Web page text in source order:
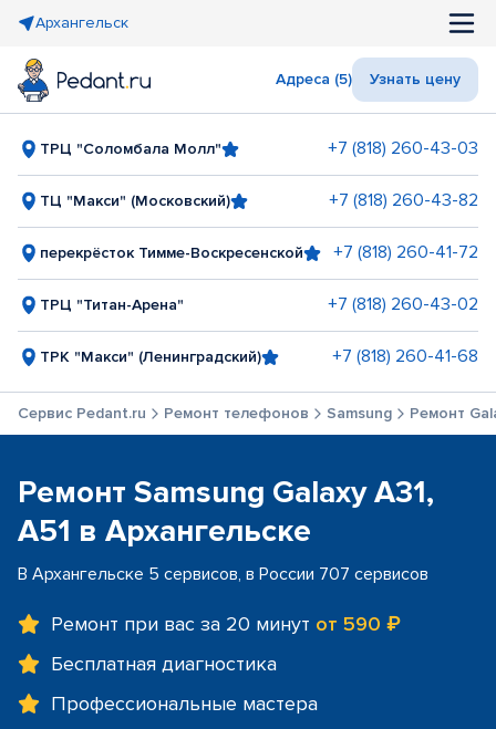
Архангельск
Адреса (5) Узнать цену
ТРЦ "Соломбала Молл" +7 (818) 260-43-03
ТЦ "Макси" (Московский) +7 (818) 260-43-82
перекрёсток Тимме-Воскресенской +7 (818) 260-41-72
ТРЦ "Титан-Арена" +7 (818) 260-43-02
ТРК "Макси" (Ленинградский) +7 (818) 260-41-68
Сервис Pedant.ru Ремонт телефонов Samsung Ремонт
Ремонт Samsung Galaxy A31,
A51 в Архангельске
В Архангельске 5 сервисов, в России 707 сервисов
Ремонт при вас за 20 минут от 590 ₽
Бесплатная диагностика
Профессиональные мастера